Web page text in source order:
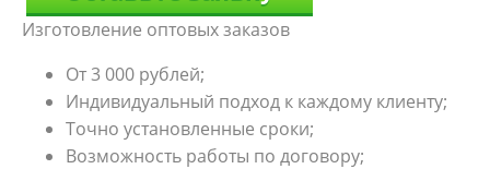
Изготовление оптовых заказов
От 3 000 рублей;
Индивидуальный подход к каждому клиенту;
Точно установленные сроки;
Возможность работы по договору;